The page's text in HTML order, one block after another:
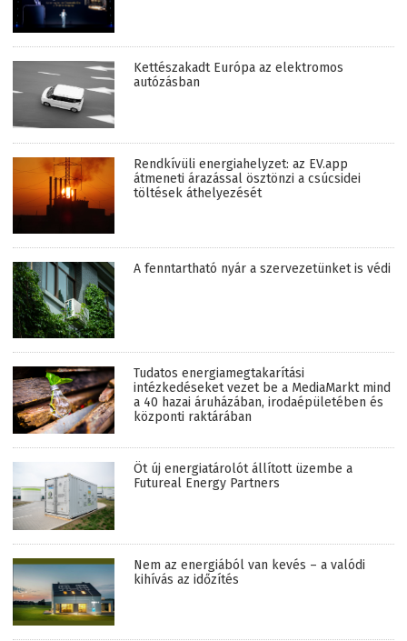
Kettészakadt Európa az elektromos
autózásban
Rendkívüli energiahelyzet: az EV.app
átmeneti árazással ösztönzi a csúcsidei
töltések áthelyezését
A fenntartható nyár a szervezetünket is védi
Tudatos energiamegtakarítási
intézkedéseket vezet be a MediaMarkt mind
a 40 hazai áruházában, irodaépületében és
központi raktárában
Öt új energiatárolót állított üzembe a
Futureal Energy Partners
Nem az energiából van kevés – a valódi
kihívás az időzítés